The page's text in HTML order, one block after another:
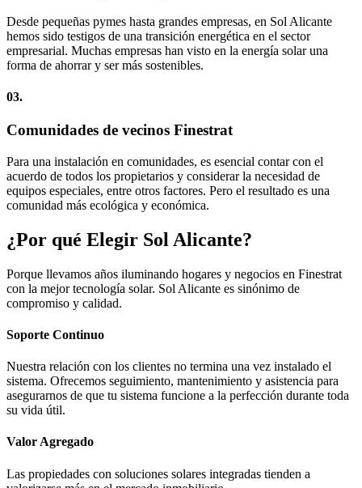
Desde pequeñas pymes hasta grandes empresas, en Sol Alicante
hemos sido testigos de una transición energética en el sector
empresarial. Muchas empresas han visto en la energía solar una
forma de ahorrar y ser más sostenibles.
03.
Comunidades de vecinos Finestrat
Para una instalación en comunidades, es esencial contar con el
acuerdo de todos los propietarios y considerar la necesidad de
equipos especiales, entre otros factores. Pero el resultado es una
comunidad más ecológica y económica.
¿Por qué Elegir Sol Alicante?
Porque llevamos años iluminando hogares y negocios en Finestrat
con la mejor tecnología solar. Sol Alicante es sinónimo de
compromiso y calidad.
Soporte Continuo
Nuestra relación con los clientes no termina una vez instalado el
sistema. Ofrecemos seguimiento, mantenimiento y asistencia para
asegurarnos de que tu sistema funcione a la perfección durante toda
su vida útil.
Valor Agregado
Las propiedades con soluciones solares integradas tienden a